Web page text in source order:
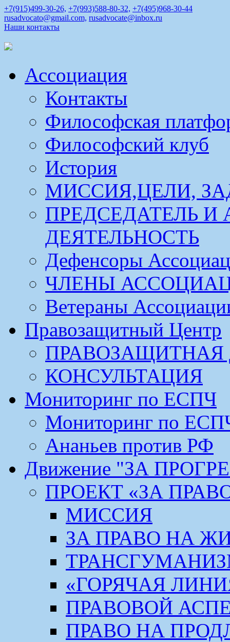
+7(915)499-30-26, +7(993)588-80-32, +7(495)968-30-44
rusadvocato@gmail.com, rusadvocate@inbox.ru
Наши контакты
Ассоциация
Контакты
Философская
Философский клуб
История
МИССИЯ,ЦЕЛИ,
ПРЕДСЕДАТЕЛЬ И
ДЕЯТЕЛЬНОСТЬ
Дефенсоры
ЧЛЕНЫ
Ветераны
Правозащитный Центр
ПРАВОЗАЩИТНАЯ
КОНСУЛЬТАЦИЯ
Мониторинг по ЕСПЧ
Мониторинг по
Ананьев против РФ
Движение "ЗА
ПРОЕКТ «ЗА
МИССИЯ
ЗА ПРАВО НА
«ГОРЯЧАЯ
ПРАВОВОЙ
ПРАВО НА